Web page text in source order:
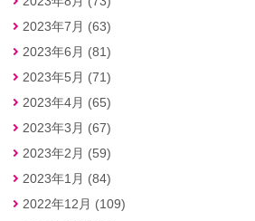
2023年7月 (63)
2023年6月 (81)
2023年5月 (71)
2023年4月 (65)
2023年3月 (67)
2023年2月 (59)
2023年1月 (84)
2022年12月 (109)